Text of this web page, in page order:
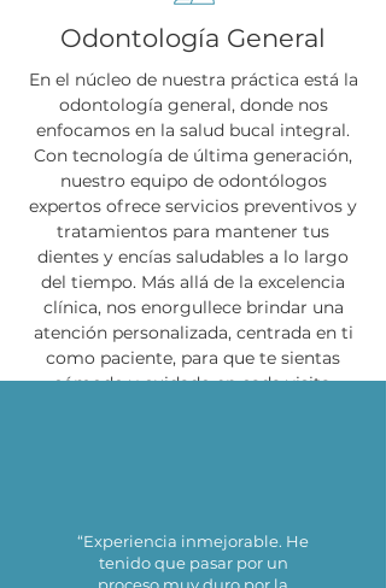
Odontología General
En el núcleo de nuestra práctica está la
odontología general, donde nos
enfocamos en la salud bucal integral.
Con tecnología de última generación,
nuestro equipo de odontólogos
expertos ofrece servicios preventivos y
tratamientos para mantener tus
dientes y encías saludables a lo largo
del tiempo. Más allá de la excelencia
clínica, nos enorgullece brindar una
atención personalizada, centrada en ti
como paciente, para que te sientas
cómodo y cuidado en cada visita.
“Experiencia inmejorable. He
tenido que pasar por un